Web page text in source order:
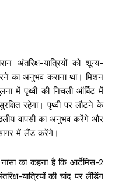
अंतरिक्ष-यात्रियों को शून्य-
का अनुभव कराना था। मिशन
में पृथ्वी की निचली ऑर्बिट में
रहेगा। पृथ्वी पर लौटने के
वापसी का अनुभव करेंगे और
में लैंड करेंगे।
का कहना है कि आर्टेमिस-2
यात्रियों की चांद पर लैंडिंग